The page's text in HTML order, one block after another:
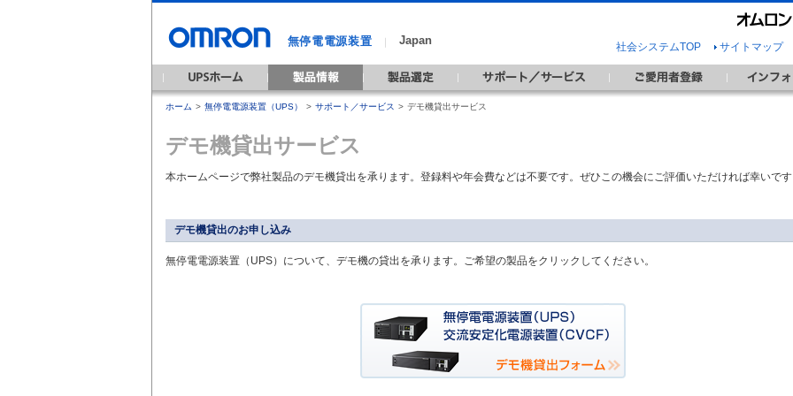
無停電電源装置 ｜ Japan
社会システムTOP サイトマップ
ホーム > 無停電電源装置（UPS） > サポート／サービス > デモ機貸出サービス
デモ機貸出サービス
本ホームページで弊社製品のデモ機貸出を承ります。登録料や年会費などは不要です。ぜひこの機会にご評価いただければ幸いで
デモ機貸出のお申し込み
無停電電源装置（UPS）について、デモ機の貸出を承ります。ご希望の製品をクリックしてください。